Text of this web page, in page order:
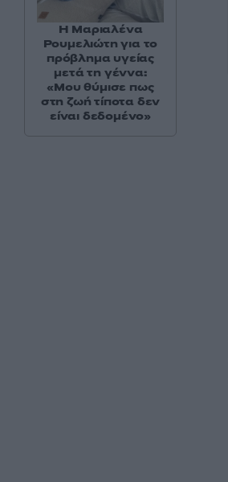
Η Μαριαλένα
Ρουμελιώτη για το
πρόβλημα υγείας
μετά τη γέννα:
«Μου θύμισε πως
στη ζωή τίποτα δεν
είναι δεδομένο»